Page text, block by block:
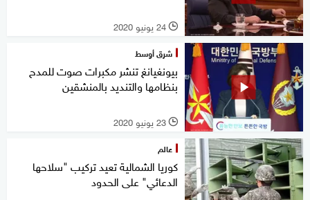
l 24 يونيو 2020
شرق أوسط
بيونغيانغ تنشر مكبرات صوت للمدح
بنظامها والتنديد بالمنشقين
l 23 يونيو 2020
عالم
كوريا الشمالية تعيد تركيب "سلاحها
الدعائي" على الحدود